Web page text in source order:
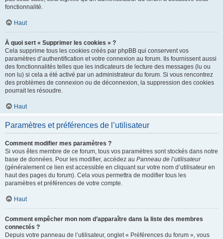
fonctionnalité.
Haut
À quoi sert « Supprimer les cookies » ?
Cela supprime tous les cookies créés par phpBB qui conservent vos
paramètres d’authentification et votre connexion au forum. Ils fournissent aussi
des fonctionnalités telles que les indicateurs de lecture des messages (lu ou
non lu) si cela a été activé par un administrateur du forum. Si vous rencontrez
des problèmes de connexion ou de déconnexion, la suppression des cookies
pourrait les résoudre.
Haut
Paramètres et préférences de l’utilisateur
Comment modifier mes paramètres ?
Si vous êtes membre de ce forum, tous vos paramètres sont stockés dans notre
base de données. Pour les modifier, accédez au Panneau de l’utilisateur
(généralement ce lien est accessible en cliquant sur votre nom d’utilisateur en
haut des pages du forum). Cela vous permettra de modifier tous les
paramètres et préférences de votre compte.
Haut
Comment empêcher mon nom d’apparaître dans la liste des membres
connectés ?
Depuis votre panneau de l’utilisateur, onglet « Préférences du forum », vous